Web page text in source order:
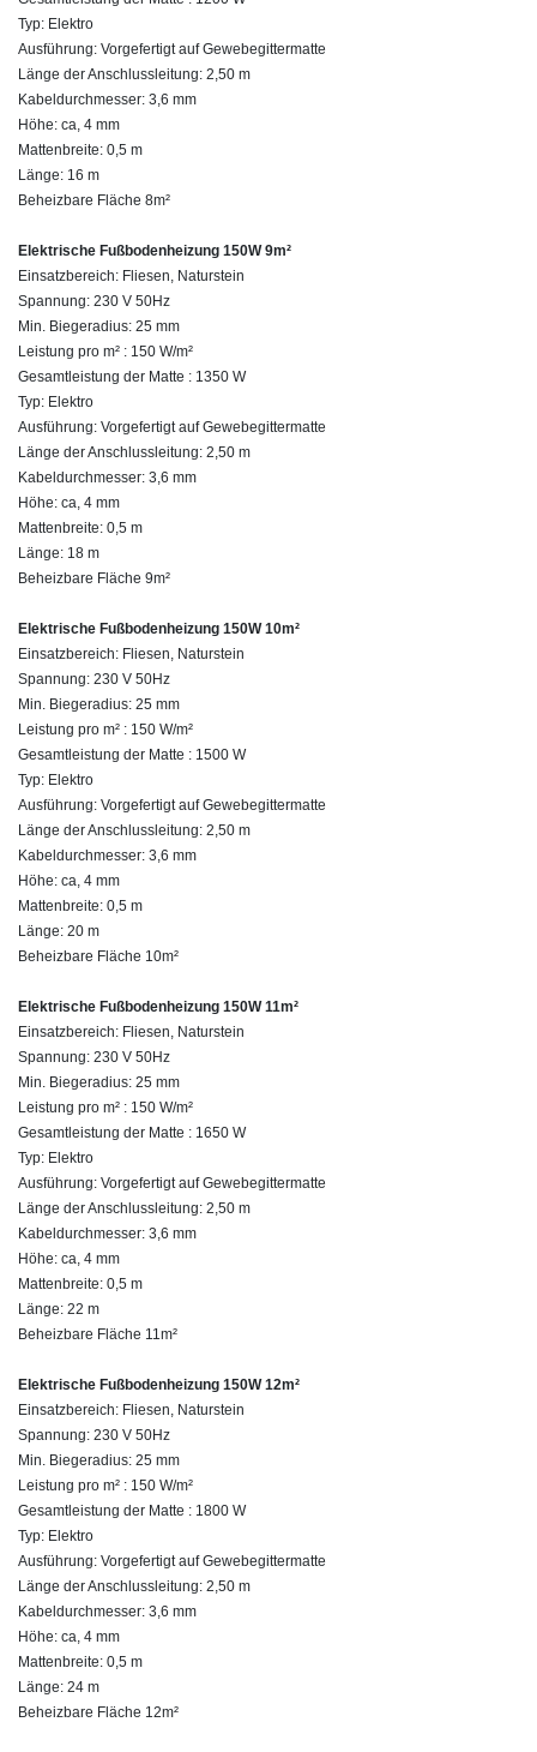
Typ: Elektro
Ausführung: Vorgefertigt auf Gewebegittermatte
Länge der Anschlussleitung: 2,50 m
Kabeldurchmesser: 3,6 mm
Höhe: ca, 4 mm
Mattenbreite: 0,5 m
Länge: 16 m
Beheizbare Fläche 8m²
Elektrische Fußbodenheizung 150W 9m²
Einsatzbereich: Fliesen, Naturstein
Spannung: 230 V 50Hz
Min. Biegeradius: 25 mm
Leistung pro m² : 150 W/m²
Gesamtleistung der Matte : 1350 W
Typ: Elektro
Ausführung: Vorgefertigt auf Gewebegittermatte
Länge der Anschlussleitung: 2,50 m
Kabeldurchmesser: 3,6 mm
Höhe: ca, 4 mm
Mattenbreite: 0,5 m
Länge: 18 m
Beheizbare Fläche 9m²
Elektrische Fußbodenheizung 150W 10m²
Einsatzbereich: Fliesen, Naturstein
Spannung: 230 V 50Hz
Min. Biegeradius: 25 mm
Leistung pro m² : 150 W/m²
Gesamtleistung der Matte : 1500 W
Typ: Elektro
Ausführung: Vorgefertigt auf Gewebegittermatte
Länge der Anschlussleitung: 2,50 m
Kabeldurchmesser: 3,6 mm
Höhe: ca, 4 mm
Mattenbreite: 0,5 m
Länge: 20 m
Beheizbare Fläche 10m²
Elektrische Fußbodenheizung 150W 11m²
Einsatzbereich: Fliesen, Naturstein
Spannung: 230 V 50Hz
Min. Biegeradius: 25 mm
Leistung pro m² : 150 W/m²
Gesamtleistung der Matte : 1650 W
Typ: Elektro
Ausführung: Vorgefertigt auf Gewebegittermatte
Länge der Anschlussleitung: 2,50 m
Kabeldurchmesser: 3,6 mm
Höhe: ca, 4 mm
Mattenbreite: 0,5 m
Länge: 22 m
Beheizbare Fläche 11m²
Elektrische Fußbodenheizung 150W 12m²
Einsatzbereich: Fliesen, Naturstein
Spannung: 230 V 50Hz
Min. Biegeradius: 25 mm
Leistung pro m² : 150 W/m²
Gesamtleistung der Matte : 1800 W
Typ: Elektro
Ausführung: Vorgefertigt auf Gewebegittermatte
Länge der Anschlussleitung: 2,50 m
Kabeldurchmesser: 3,6 mm
Höhe: ca, 4 mm
Mattenbreite: 0,5 m
Länge: 24 m
Beheizbare Fläche 12m²